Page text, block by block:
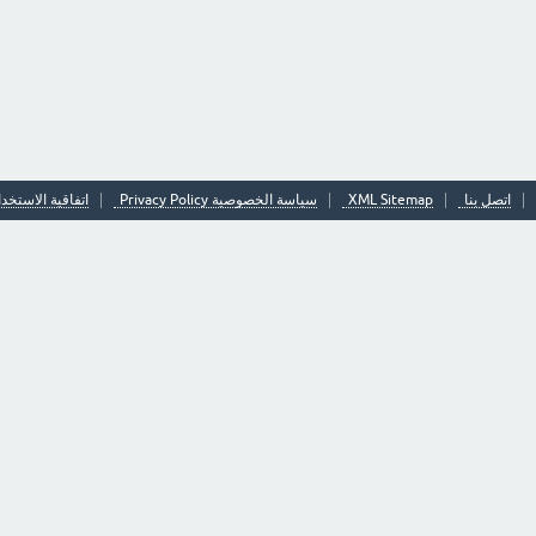
اتصل بنا XML Sitemap سياسة الخصوصية Privacy Policy اتفاقية